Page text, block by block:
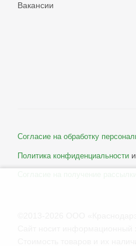
Вакансии
Согласие на обработку
Политика конфиденциальности и
©2013-2026 ООО